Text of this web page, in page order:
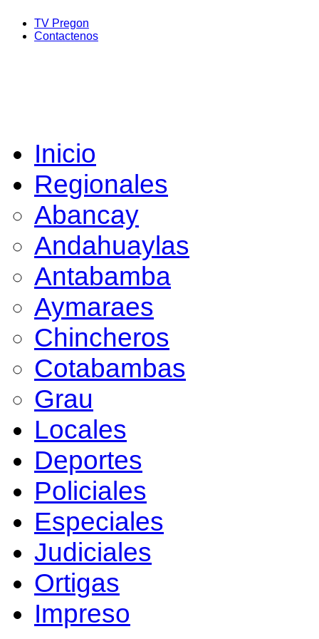
TV Pregon
Contactenos
Inicio
Regionales
Abancay
Andahuaylas
Antabamba
Aymaraes
Chincheros
Cotabambas
Grau
Locales
Deportes
Policiales
Especiales
Judiciales
Ortigas
Impreso